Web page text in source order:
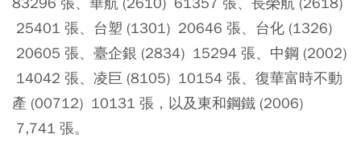
25401 張、台塑 (1301) 20646 張、台化 (1326)
20605 張、臺企銀 (2834) 15294 張、中鋼 (2002)
14042 張、凌巨 (8105) 10154 張、復華富時不動
產 (00712) 10131 張，以及東和鋼鐵 (2006)
7,741 張。